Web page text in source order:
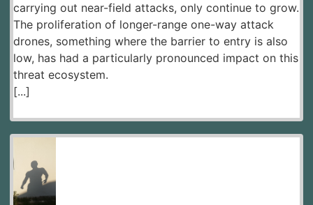
carrying out near-field attacks, only continue to grow.
The proliferation of longer-range one-way attack
drones, something where the barrier to entry is also
low, has had a particularly pronounced impact on this
threat ecosystem.
[...]